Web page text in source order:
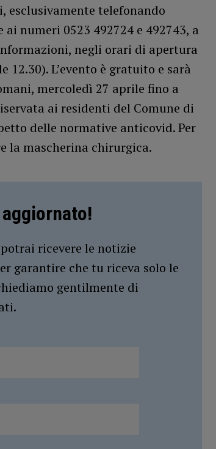
esclusivamente telefonando
numeri 0523 492724 e 492743, a
negli orari di apertura
12.30). L’evento è gratuito e sarà
mercoledì 27 aprile fino a
ai residenti del Comune di
delle normative anticovid. Per
la mascherina chirurgica.
ricevere le notizie
garantire che tu riceva solo le
gentilmente di